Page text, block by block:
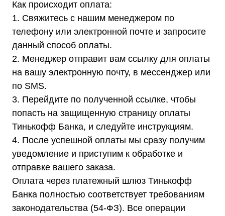
Как происходит оплата:
1. Свяжитесь с нашим менеджером по
телефону или электронной почте и запросите
данный способ оплаты.
2. Менеджер отправит вам ссылку для оплаты
на вашу электронную почту, в мессенджер или
по SMS.
3. Перейдите по полученной ссылке, чтобы
попасть на защищенную страницу оплаты
Тинькофф Банка, и следуйте инструкциям.
4. После успешной оплаты мы сразу получим
уведомление и приступим к обработке и
отправке вашего заказа.
Оплата через платежный шлюз Тинькофф
Банка полностью соответствует требованиям
законодательства (54-ФЗ). Все операции
Мы являемся
официальным
дилером ГК «Штиль"
8 (800) 444-75-17 info@shtil-stab.ru
Оставьте заявку на подбор
стабилизатора или ИБП и наши
менеджеры помогут вам подобрать
подходящий вариант
Оставить заявку